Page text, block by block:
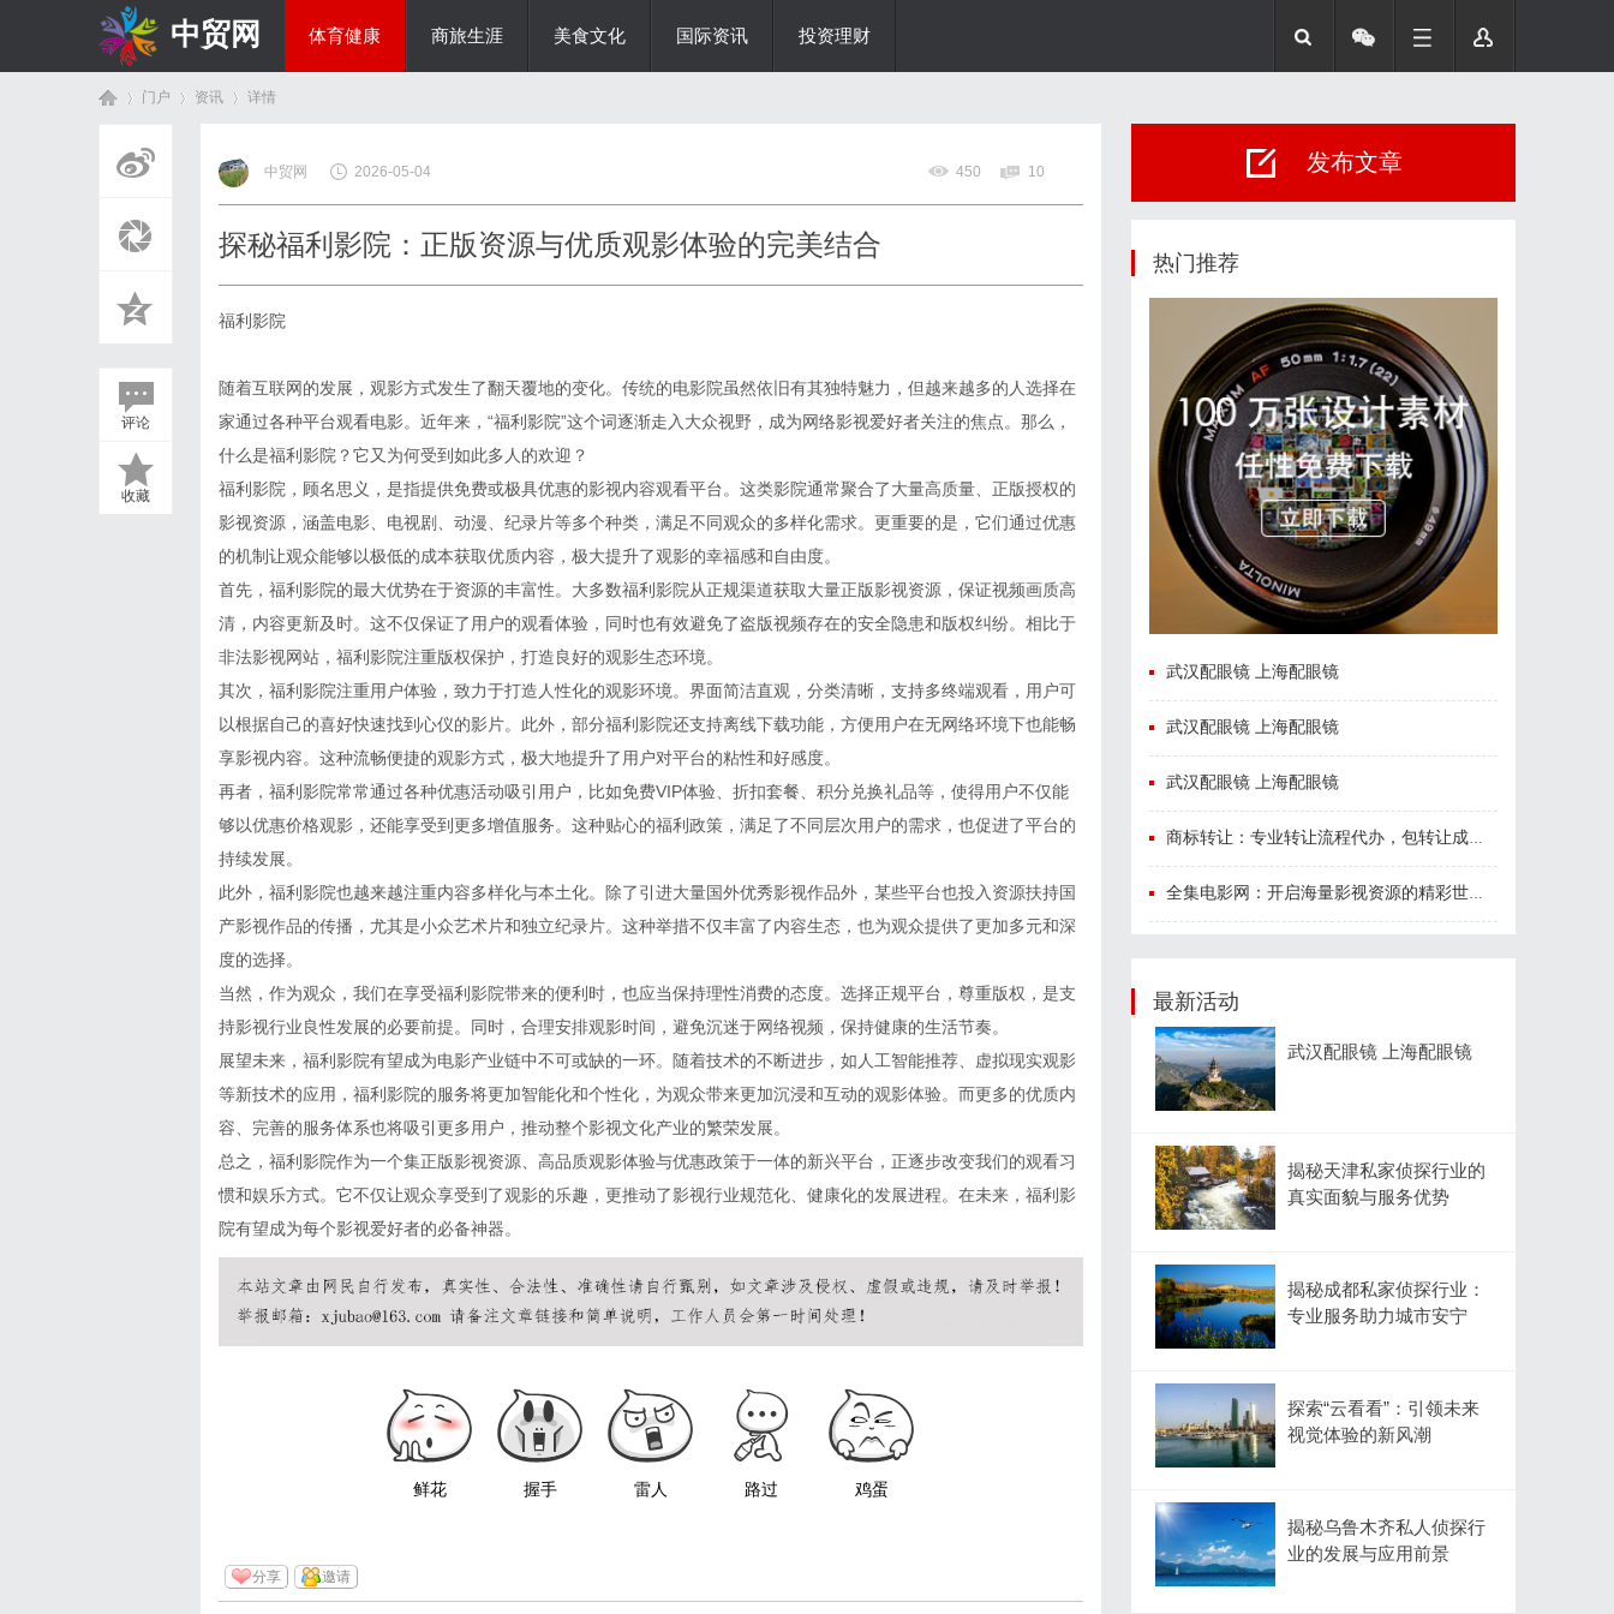
中贸网 体育健康 商旅生涯 美食文化 国际资讯 投资理财
门户 资讯
›
详情
评论
收藏
中贸网 2026-05-04 450 10
探秘福利影院：正版资源与优质观影体验的完美结合
福利影院
随着互联网的发展，观影方式发生了翻天覆地的变化。传统的电影院虽然依旧有其独特魅力，但越来越多的人选择在
家通过各种平台观看电影。近年来，“福利影院”这个词逐渐走入大众视野，成为网络影视爱好者关注的焦点。那么，
什么是福利影院？它又为何受到如此多人的欢迎？
福利影院，顾名思义，是指提供免费或极具优惠的影视内容观看平台。这类影院通常聚合了大量高质量、正版授权的
影视资源，涵盖电影、电视剧、动漫、纪录片等多个种类，满足不同观众的多样化需求。更重要的是，它们通过优惠
的机制让观众能够以极低的成本获取优质内容，极大提升了观影的幸福感和自由度。
首先，福利影院的最大优势在于资源的丰富性。大多数福利影院从正规渠道获取大量正版影视资源，保证视频画质高
清，内容更新及时。这不仅保证了用户的观看体验，同时也有效避免了盗版视频存在的安全隐患和版权纠纷。相比于
非法影视网站，福利影院注重版权保护，打造良好的观影生态环境。
其次，福利影院注重用户体验，致力于打造人性化的观影环境。界面简洁直观，分类清晰，支持多终端观看，用户可
以根据自己的喜好快速找到心仪的影片。此外，部分福利影院还支持离线下载功能，方便用户在无网络环境下也能畅
享影视内容。这种流畅便捷的观影方式，极大地提升了用户对平台的粘性和好感度。
再者，福利影院常常通过各种优惠活动吸引用户，比如免费VIP体验、折扣套餐、积分兑换礼品等，使得用户不仅能
够以优惠价格观影，还能享受到更多增值服务。这种贴心的福利政策，满足了不同层次用户的需求，也促进了平台的
持续发展。
此外，福利影院也越来越注重内容多样化与本土化。除了引进大量国外优秀影视作品外，某些平台也投入资源扶持国
产影视作品的传播，尤其是小众艺术片和独立纪录片。这种举措不仅丰富了内容生态，也为观众提供了更加多元和深
度的选择。
当然，作为观众，我们在享受福利影院带来的便利时，也应当保持理性消费的态度。选择正规平台，尊重版权，是支
持影视行业良性发展的必要前提。同时，合理安排观影时间，避免沉迷于网络视频，保持健康的生活节奏。
展望未来，福利影院有望成为电影产业链中不可或缺的一环。随着技术的不断进步，如人工智能推荐、虚拟现实观影
等新技术的应用，福利影院的服务将更加智能化和个性化，为观众带来更加沉浸和互动的观影体验。而更多的优质内
容、完善的服务体系也将吸引更多用户，推动整个影视文化产业的繁荣发展。
总之，福利影院作为一个集正版影视资源、高品质观影体验与优惠政策于一体的新兴平台，正逐步改变我们的观看习
惯和娱乐方式。它不仅让观众享受到了观影的乐趣，更推动了影视行业规范化、健康化的发展进程。在未来，福利影
院有望成为每个影视爱好者的必备神器。
鲜花 握手 雷人 路过 鸡蛋
分享 邀请
发布文章
热门推荐
武汉配眼镜 上海配眼镜
武汉配眼镜 上海配眼镜
武汉配眼镜 上海配眼镜
商标转让：专业转让流程代办，包转让成功再付款
全集电影网：开启海量影视资源的精彩世界体验
最新活动
武汉配眼镜 上海配眼镜
揭秘天津私家侦探行业的
真实面貌与服务优势
揭秘成都私家侦探行业：
专业服务助力城市安宁
探索“云看看”：引领未来
视觉体验的新风潮
揭秘乌鲁木齐私人侦探行
业的发展与应用前景